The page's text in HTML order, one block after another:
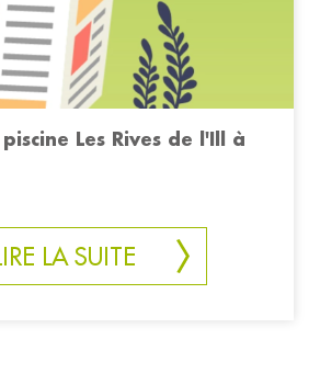
Les Rives de l'Ill à
LA SUITE